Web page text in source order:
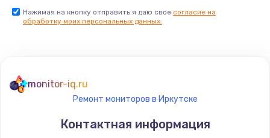
400 руб.
Заказать
Не сопряжается с устройством
Нажимая на кнопку отправить я даю свое согласие на
обработку моих персональных данных.
monitor-iq.ru
Ремонт мониторов в Иркутске
Контактная информация